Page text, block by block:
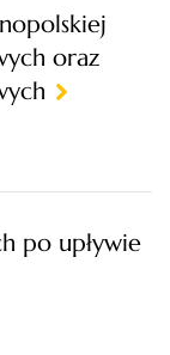
oraz
po upływie